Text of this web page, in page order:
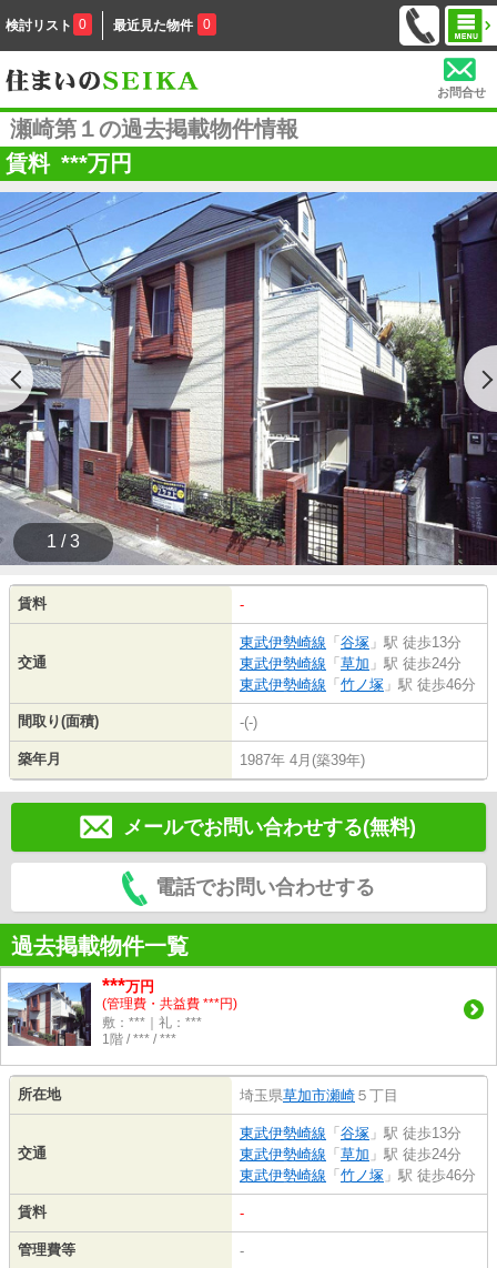
検討リスト 0 最近見た物件 0
お問合せ
瀬崎第１の過去掲載物件情報
賃料 ***万円
1 / 3
賃料 -
交通
東武伊勢崎線 「 谷塚 」駅 徒歩13分
東武伊勢崎線 「 草加 」駅 徒歩24分
東武伊勢崎線 「 竹ノ塚 」駅 徒歩46分
間取り(面積) -(-)
築年月 1987年 4月(築39年)
メールでお問い合わせする(無料)
電話でお問い合わせする
過去掲載物件一覧
***万円
(管理費・共益費 ***円)
敷：***｜礼：***
1階 / *** / ***
所在地 埼玉県草加市瀬崎 ５丁目
交通
東武伊勢崎線 「 谷塚 」駅 徒歩13分
東武伊勢崎線 「 草加 」駅 徒歩24分
東武伊勢崎線 「 竹ノ塚 」駅 徒歩46分
賃料 -
管理費等 -